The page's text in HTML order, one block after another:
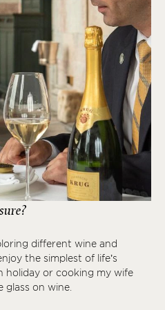
different wine and
the simplest of life’s
holiday or cooking my wife
glass on wine.